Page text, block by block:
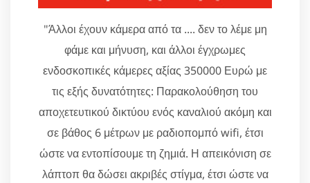
"Άλλοι έχουν κάμερα από τα .... δεν το λέμε μη
φάμε και μήνυση, και άλλοι έγχρωμες
ενδοσκοπικές κάμερες αξίας 350000 Ευρώ με
τις εξής δυνατότητες: Παρακολούθηση του
αποχετευτικού δικτύου ενός καναλιού ακόμη και
σε βάθος 6 μέτρων με ραδιοπομπό wifi, έτσι
ώστε να εντοπίσουμε τη ζημιά. Η απεικόνιση σε
λάπτοπ θα δώσει ακριβές στίγμα, έτσι ώστε να